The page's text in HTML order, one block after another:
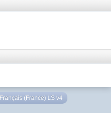
Français (France) LS v4